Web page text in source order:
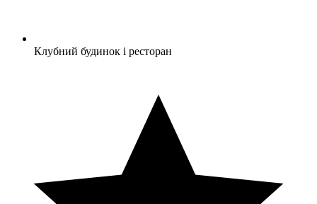
Клубний будинок і ресторан